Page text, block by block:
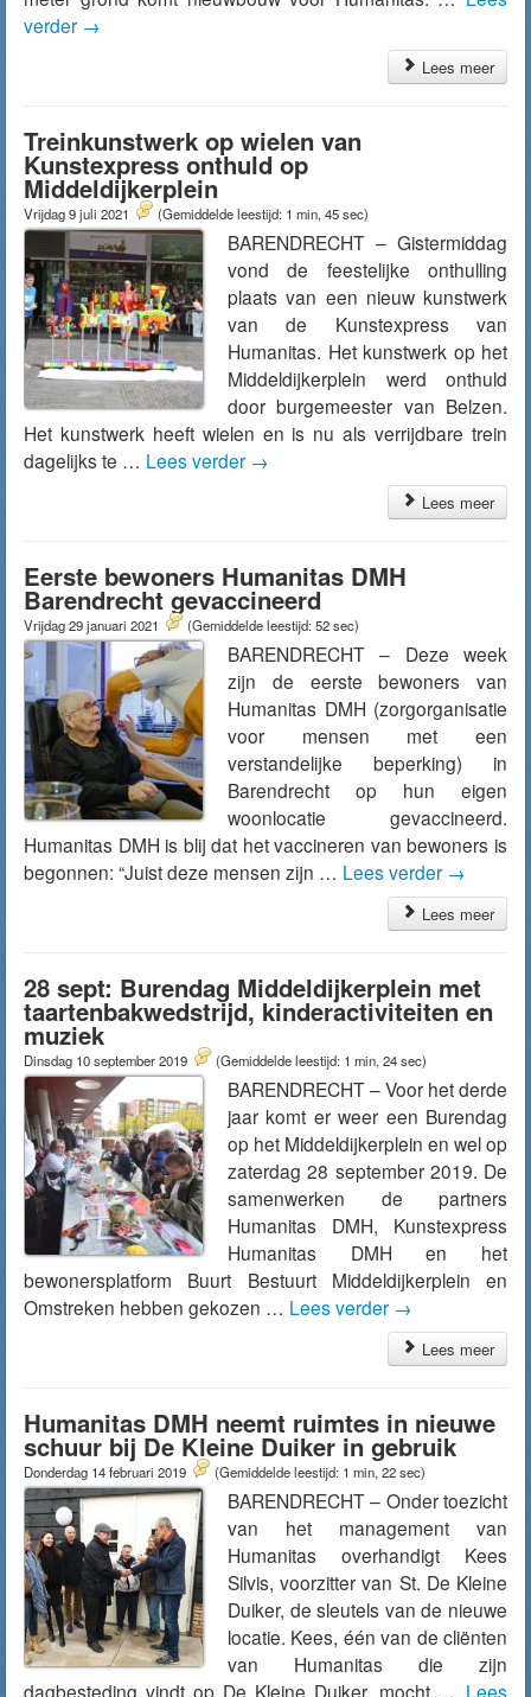
verder →
Lees meer
Treinkunstwerk op wielen van
Kunstexpress onthuld op
Middeldijkerplein
Vrijdag 9 juli 2021 (Gemiddelde leestijd: 1 min, 45 sec)
BARENDRECHT – Gistermiddag
vond de feestelijke onthulling
plaats van een nieuw kunstwerk
van de Kunstexpress van
Humanitas. Het kunstwerk op het
Middeldijkerplein werd onthuld
door burgemeester van Belzen.
Het kunstwerk heeft wielen en is nu als verrijdbare trein
dagelijks te … Lees verder →
Lees meer
Eerste bewoners Humanitas DMH
Barendrecht gevaccineerd
Vrijdag 29 januari 2021 (Gemiddelde leestijd: 52 sec)
BARENDRECHT – Deze week
zijn de eerste bewoners van
Humanitas DMH (zorgorganisatie
voor mensen met een
verstandelijke beperking) in
Barendrecht op hun eigen
woonlocatie gevaccineerd.
Humanitas DMH is blij dat het vaccineren van bewoners is
begonnen: “Juist deze mensen zijn … Lees verder →
Lees meer
28 sept: Burendag Middeldijkerplein met
taartenbakwedstrijd, kinderactiviteiten en
muziek
Dinsdag 10 september 2019 (Gemiddelde leestijd: 1 min, 24 sec)
BARENDRECHT – Voor het derde
jaar komt er weer een Burendag
op het Middeldijkerplein en wel op
zaterdag 28 september 2019. De
samenwerken de partners
Humanitas DMH, Kunstexpress
Humanitas DMH en het
bewonersplatform Buurt Bestuurt Middeldijkerplein en
Omstreken hebben gekozen … Lees verder →
Lees meer
Humanitas DMH neemt ruimtes in nieuwe
schuur bij De Kleine Duiker in gebruik
Donderdag 14 februari 2019 (Gemiddelde leestijd: 1 min, 22 sec)
BARENDRECHT – Onder toezicht
van het management van
Humanitas overhandigt Kees
Silvis, voorzitter van St. De Kleine
Duiker, de sleutels van de nieuwe
locatie. Kees, één van de cliënten
van Humanitas die zijn
dagbesteding vindt op De Kleine Duiker, mocht … Lees